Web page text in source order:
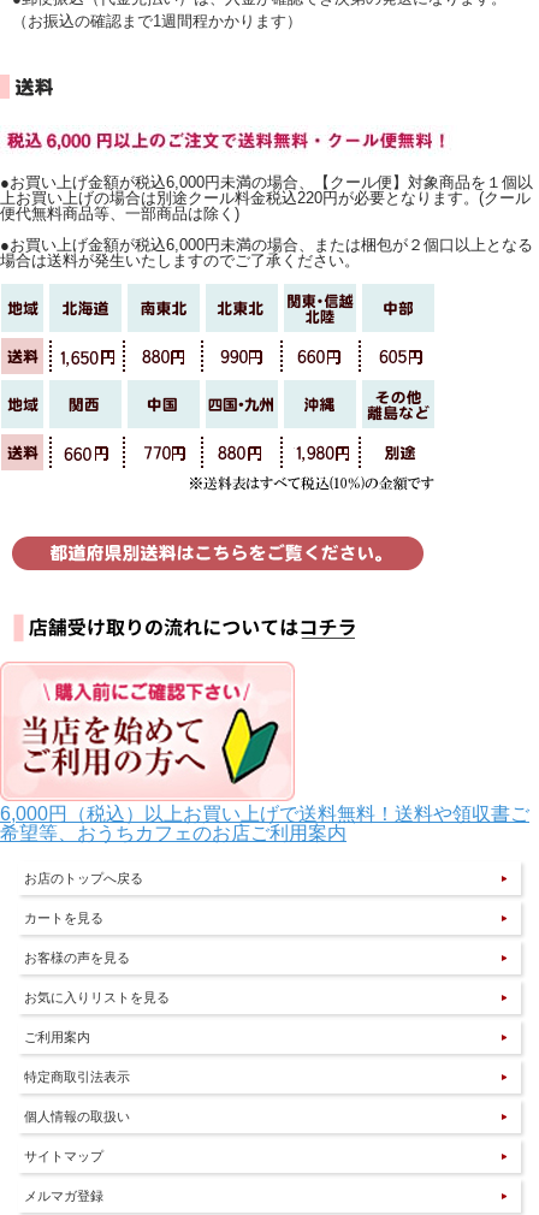
（お振込の確認まで1週間程かかります）
●お買い上げ金額が税込6,000円未満の場合、【クール便】対象商品を１個以
上お買い上げの場合は別途クール料金税込220円が必要となります。(クール
便代無料商品等、一部商品は除く)
●お買い上げ金額が税込6,000円未満の場合、または梱包が２個口以上となる
場合は送料が発生いたしますのでご了承ください。
6,000円（税込）以上お買い上げで送料無料！送料や領収書ご
希望等、おうちカフェのお店ご利用案内
お店のトップへ戻る
カートを見る
お客様の声を見る
お気に入りリストを見る
ご利用案内
特定商取引法表示
個人情報の取扱い
サイトマップ
メルマガ登録